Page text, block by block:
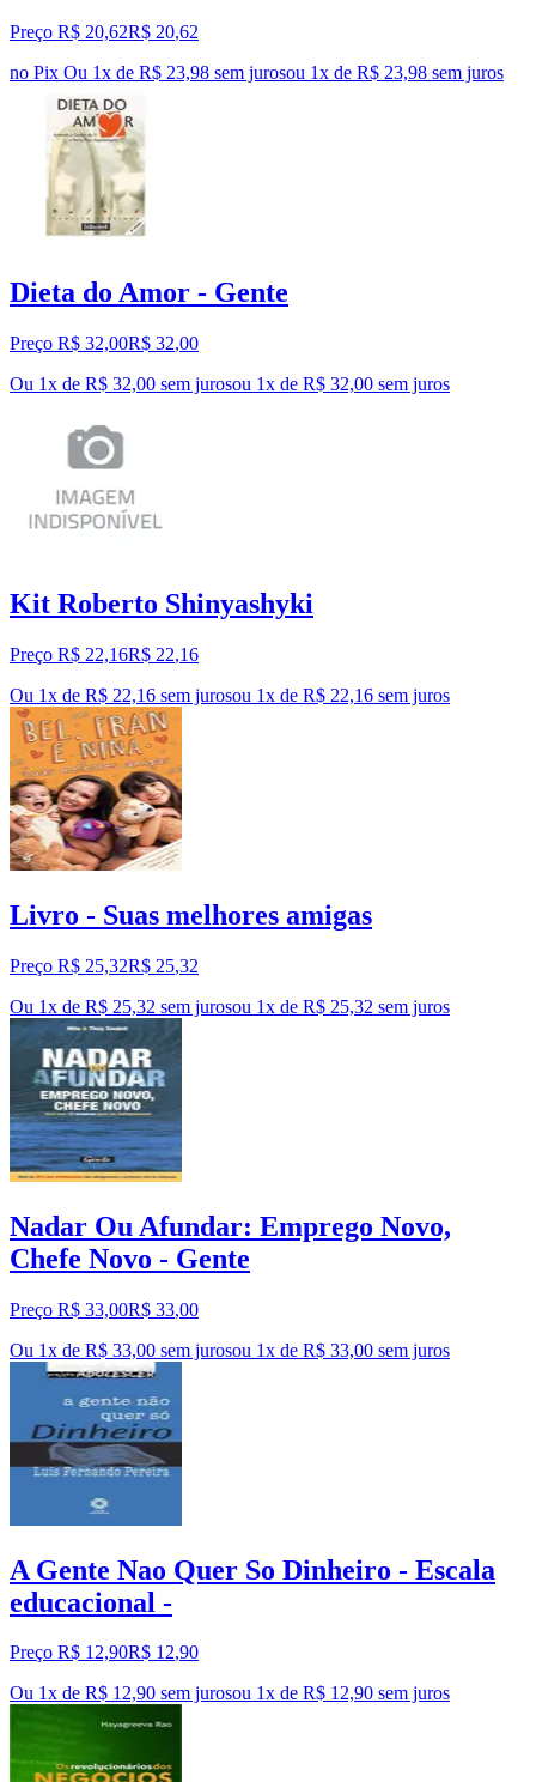
Preço R$ 20,62R$ 20,62
no Pix Ou 1x de R$ 23,98 sem jurosou 1x de R$ 23,98 sem juros
Dieta do Amor - Gente
Preço R$ 32,00R$ 32,00
Ou 1x de R$ 32,00 sem jurosou 1x de R$ 32,00 sem juros
Kit Roberto Shinyashyki
Preço R$ 22,16R$ 22,16
Ou 1x de R$ 22,16 sem jurosou 1x de R$ 22,16 sem juros
Livro - Suas melhores amigas
Preço R$ 25,32R$ 25,32
Ou 1x de R$ 25,32 sem jurosou 1x de R$ 25,32 sem juros
Nadar Ou Afundar: Emprego Novo,
Chefe Novo - Gente
Preço R$ 33,00R$ 33,00
Ou 1x de R$ 33,00 sem jurosou 1x de R$ 33,00 sem juros
A Gente Nao Quer So Dinheiro - Escala
educacional -
Preço R$ 12,90R$ 12,90
Ou 1x de R$ 12,90 sem jurosou 1x de R$ 12,90 sem juros